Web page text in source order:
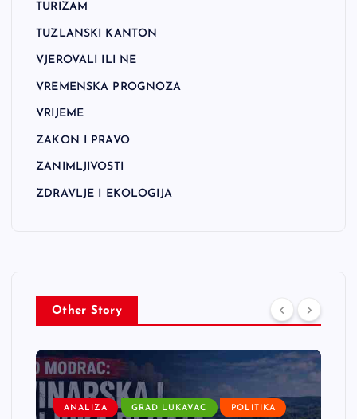
TURIZAM
TUZLANSKI KANTON
VJEROVALI ILI NE
VREMENSKA PROGNOZA
VRIJEME
ZAKON I PRAVO
ZANIMLJIVOSTI
ZDRAVLJE I EKOLOGIJA
Other Story
ANALIZA GRAD LUKAVAC POLITIKA